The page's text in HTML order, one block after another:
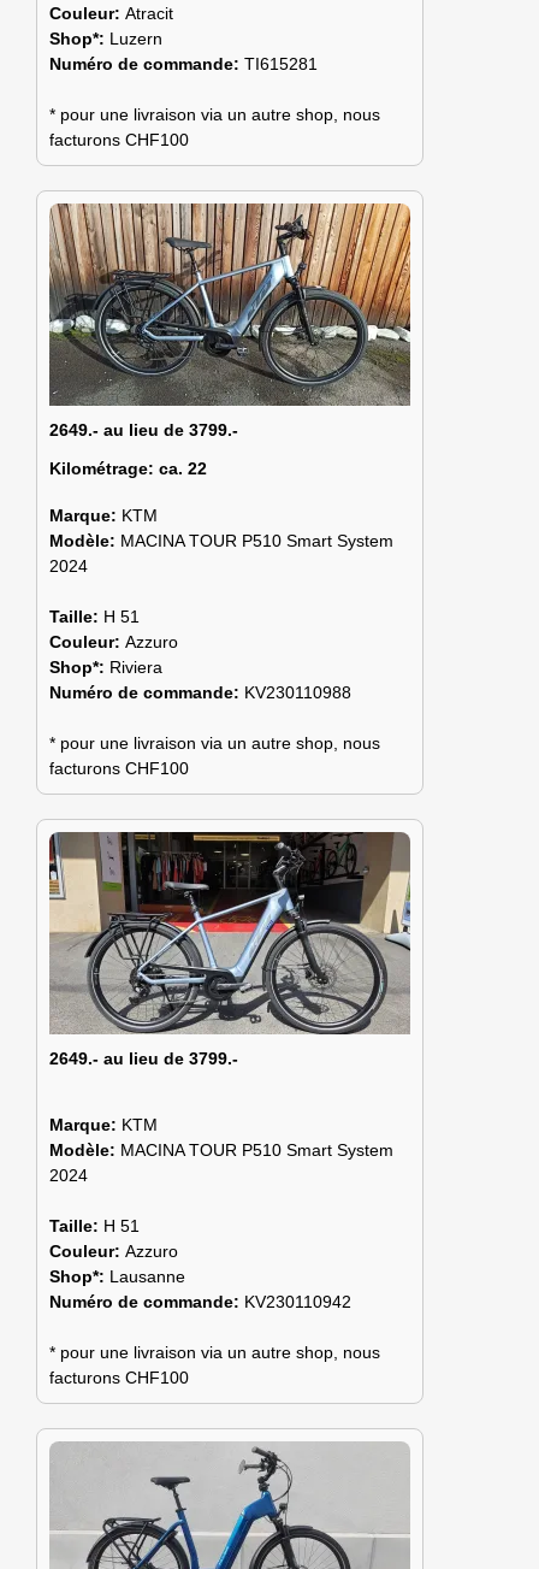
Couleur: Atracit
Shop*: Luzern
Numéro de commande: TI615281
* pour une livraison via un autre shop, nous
facturons CHF100
2649.- au lieu de 3799.-
Kilométrage: ca. 22
Marque: KTM
Modèle: MACINA TOUR P510 Smart System
2024
Taille: H 51
Couleur: Azzuro
Shop*: Riviera
Numéro de commande: KV230110988
* pour une livraison via un autre shop, nous
facturons CHF100
2649.- au lieu de 3799.-
Marque: KTM
Modèle: MACINA TOUR P510 Smart System
2024
Taille: H 51
Couleur: Azzuro
Shop*: Lausanne
Numéro de commande: KV230110942
* pour une livraison via un autre shop, nous
facturons CHF100